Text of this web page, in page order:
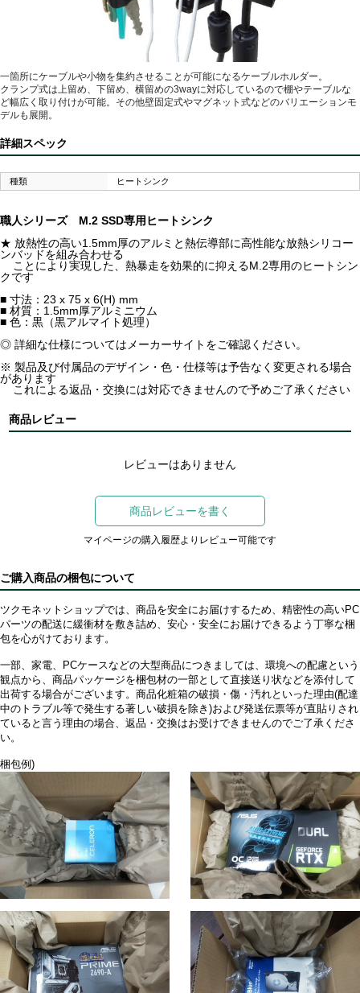
一箇所にケーブルや小物を集約させることが可能になるケーブルホルダー。
クランプ式は上留め、下留め、横留めの3wayに対応しているので棚やテーブルな
ど幅広く取り付けが可能。その他壁固定式やマグネット式などのバリエーションモ
デルも展開。
詳細スペック
種類 ヒートシンク
職人シリーズ M.2 SSD専用ヒートシンク
★ 放熱性の高い1.5mm厚のアルミと熱伝導部に高性能な放熱シリコー
ンバッドを組み合わせる
ことにより実現した、熱暴走を効果的に抑えるM.2専用のヒートシン
クです
■ 寸法：23 x 75 x 6(H) mm
■ 材質：1.5mm厚アルミニウム
■ 色：黒（黒アルマイト処理）
◎ 詳細な仕様についてはメーカーサイトをご確認ください。
※ 製品及び付属品のデザイン・色・仕様等は予告なく変更される場合
があります
これによる返品・交換には対応できませんので予めご了承ください
商品レビュー
レビューはありません
商品レビューを書く
マイページの購入履歴よりレビュー可能です
ご購入商品の梱包について
ツクモネットショップでは、商品を安全にお届けするため、精密性の高いPC
パーツの配送に緩衝材を敷き詰め、安心・安全にお届けできるよう丁寧な梱
包を心がけております。
一部、家電、PCケースなどの大型商品につきましては、環境への配慮という
観点から、商品パッケージを梱包材の一部として直接送り状などを添付して
出荷する場合がございます。商品化粧箱の破損・傷・汚れといった理由(配達
中のトラブル等で発生する著しい破損を除き)および発送伝票等が直貼りされ
ていると言う理由の場合、返品・交換はお受けできませんのでご了承くださ
い。
梱包例)